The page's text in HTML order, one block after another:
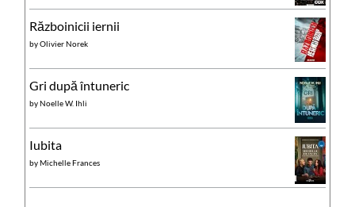
Războinicii iernii
byOlivier Norek
Gri după întuneric
byNoelle W. Ihli
Iubita
byMichelle Frances